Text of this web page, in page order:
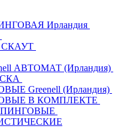
Ирландия
СКАУТ
АВТОМАТ (Ирландия)
Greenell (Ирландия)
В КОМПЛЕКТЕ